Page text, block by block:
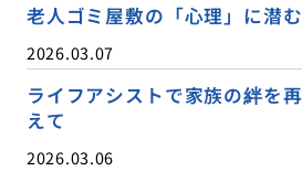
老人ゴミ屋敷の「心理」に潜
2026.03.07
ライフアシストで家族の絆を
えて
2026.03.06